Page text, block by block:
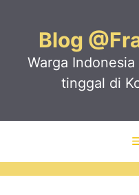
Blog
Warga
tinggal di